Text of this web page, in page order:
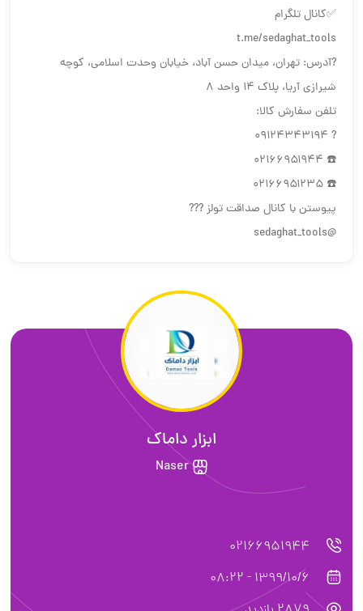
✅کانال تلگرام
t.me/sedaghat_tools
?آدرس: تهران، میدان حسن آباد، خیابان وحدت اسلامی، کوچه
شیرازی آریا، پلاک ۱۴ واحد ۸
تلفن سفارش کالا:
? ۰۹۱۲۴۳۴۳۱۹۴
☎️ ۰۲۱۶۶۹۵۱۹۴۴
☎️ ۰۲۱۶۶۹۵۱۲۳۵
پیوستن با کانال صداقت تولز ???
@sedaghat_tools
ابزار داماک
Naser
02166951944
1399/10/6 - 08:22